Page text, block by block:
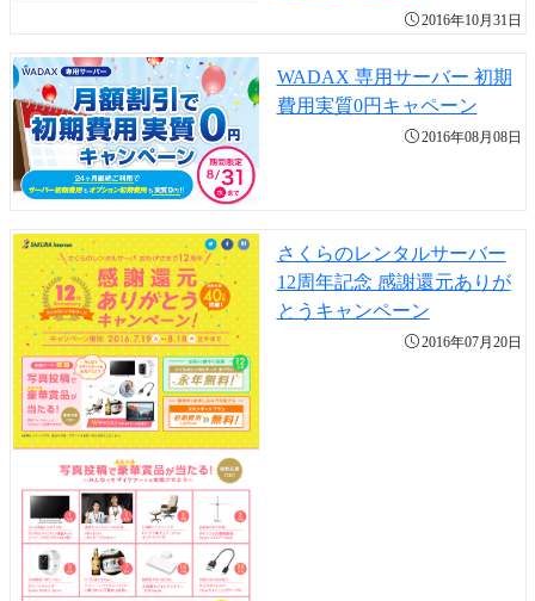
2016年10月31日
WADAX 専用サーバー 初期
費用実質0円キャペーン
2016年08月08日
さくらのレンタルサーバー
12周年記念 感謝還元ありが
とうキャンペーン
2016年07月20日